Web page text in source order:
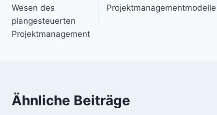
Wesen des
plangesteuerten
Projektmanagement
Projektmanagementmodelle
Ähnliche Beiträge